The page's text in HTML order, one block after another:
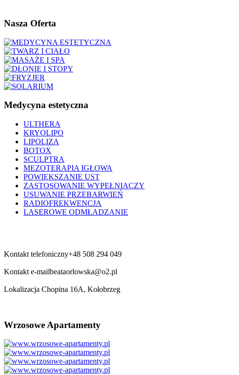
Nasza Oferta
Medycyna estetyczna
ULTHERA
KRYOLIPO
LIPOLIZA
BOTOX
SCULPTRA
MEZOTERAPIA IGŁOWA
POWIĘKSZANIE UST
ZASTOSOWANIE WYPEŁNIACZY
USUWANIE PRZEBARWIEŃ
RADIOFREKWENCJA
LASEROWE ODMŁADZANIE
Kontakt telefoniczny+48 508 294 049
Kontakt e-mailbeataorlowska@o2.pl
Lokalizacja Chopina 16A, Kołobrzeg
Wrzosowe Apartamenty